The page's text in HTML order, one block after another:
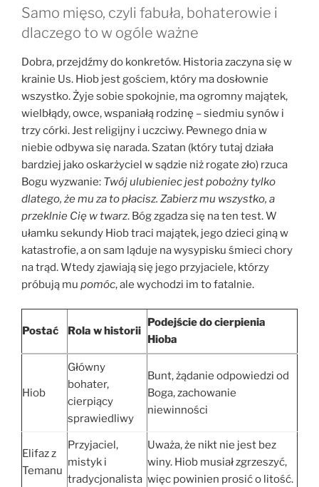
Samo mięso, czyli fabuła, bohaterowie i
dlaczego to w ogóle ważne
Dobra, przejdźmy do konkretów. Historia zaczyna się w
krainie Us. Hiob jest gościem, który ma dosłownie
wszystko. Żyje sobie spokojnie, ma ogromny majątek,
wielbłądy, owce, wspaniałą rodzinę – siedmiu synów i
trzy córki. Jest religijny i uczciwy. Pewnego dnia w
niebie odbywa się narada. Szatan (który tutaj działa
bardziej jako oskarżyciel w sądzie niż rogate zło) rzuca
Bogu wyzwanie: Twój ulubieniec jest pobożny tylko
dlatego, że mu za to płacisz. Zabierz mu wszystko, a
przeklnie Cię w twarz. Bóg zgadza się na ten test. W
ułamku sekundy Hiob traci majątek, jego dzieci giną w
katastrofie, a on sam ląduje na wysypisku śmieci chory
na trąd. Wtedy zjawiają się jego przyjaciele, którzy
próbują mu pomóc, ale wychodzi im to fatalnie.
Postać Rola w historii
Podejście do cierpienia
Hioba
Hiob
Główny
bohater,
cierpiący
sprawiedliwy
Bunt, żądanie odpowiedzi od
Boga, zachowanie
niewinności
Elifaz z
Temanu
Przyjaciel,
mistyk i
tradycjonalista
Uważa, że nikt nie jest bez
winy. Hiob musiał zgrzeszyć,
więc powinien prosić o litość.